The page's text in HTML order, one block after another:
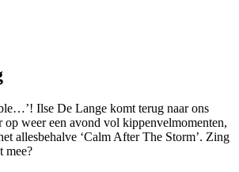
Ilse De Lange komt terug naar ons
op weer een avond vol kippenvelmomenten,
allesbehalve ‘Calm After The Storm’. Zing
mee?